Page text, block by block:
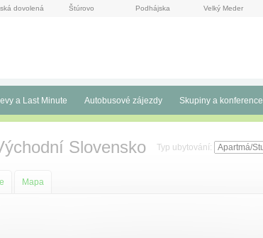
dovolená Štúrovo Podhájska Velký Meder
a Last Minute Autobusové zájezdy Skupiny a konference
Slovensko Typ ubytování:
Mapa